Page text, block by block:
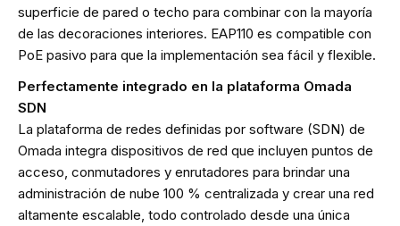
superficie de pared o techo para combinar con la mayoría
de las decoraciones interiores. EAP110 es compatible con
PoE pasivo para que la implementación sea fácil y flexible.
Perfectamente integrado en la plataforma Omada
SDN
La plataforma de redes definidas por software (SDN) de
Omada integra dispositivos de red que incluyen puntos de
acceso, conmutadores y enrutadores para brindar una
administración de nube 100 % centralizada y crear una red
altamente escalable, todo controlado desde una única